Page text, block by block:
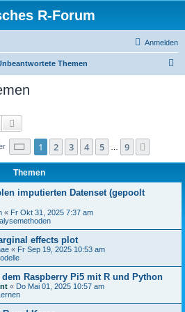
R-Forum
Anmelden
Themen
Suche
Seite 1von
1 2 3 4 5 9
Themen
imputierten Datenset (gepoolt
« Fr Okt 31, 2025 7:37 am
effects plot
« Fr Sep 19, 2025 10:53 am
Raspberry Pi5 mit R und Python
« Do Mai 01, 2025 10:57 am